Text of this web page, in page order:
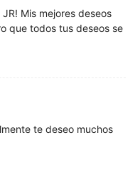
Mis mejores deseos
que todos tus deseos se
te deseo muchos